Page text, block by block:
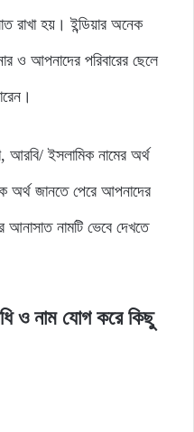
রাখা হয়। ইন্ডিয়ার অনেক
ও আপনাদের পরিবারের ছেলে
আরবি/ ইসলামিক নামের অর্থ
অর্থ জানতে পেরে আপনাদের
নামটি ভেবে দেখতে
ও নাম যোগ করে কিছু